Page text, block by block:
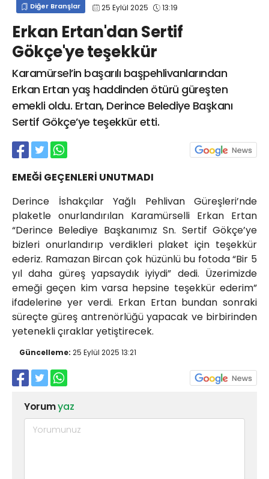
Diğer Branşlar 25 Eylül 2025 13:19
Erkan Ertan'dan Sertif
Gökçe'ye teşekkür
Karamürsel’in başarılı başpehlivanlarından
Erkan Ertan yaş haddinden ötürü güreşten
emekli oldu. Ertan, Derince Belediye Başkanı
Sertif Gökçe’ye teşekkür etti.
EMEĞİ GEÇENLERİ UNUTMADI
Derince İshakçılar Yağlı Pehlivan Güreşleri’nde
plaketle onurlandırılan Karamürselli Erkan Ertan
“Derince Belediye Başkanımız Sn. Sertif Gökçe’ye
bizleri onurlandırıp verdikleri plaket için teşekkür
ederiz. Ramazan Bircan çok hüzünlü bu fotoda “Bir 5
yıl daha güreş yapsaydık iyiydi” dedi. Üzerimizde
emeği geçen kim varsa hepsine teşekkür ederim”
ifadelerine yer verdi. Erkan Ertan bundan sonraki
süreçte güreş antrenörlüğü yapacak ve birbirinden
yetenekli çıraklar yetiştirecek.
Güncelleme: 25 Eylül 2025 13:21
Yorumyaz
info@spor41.com